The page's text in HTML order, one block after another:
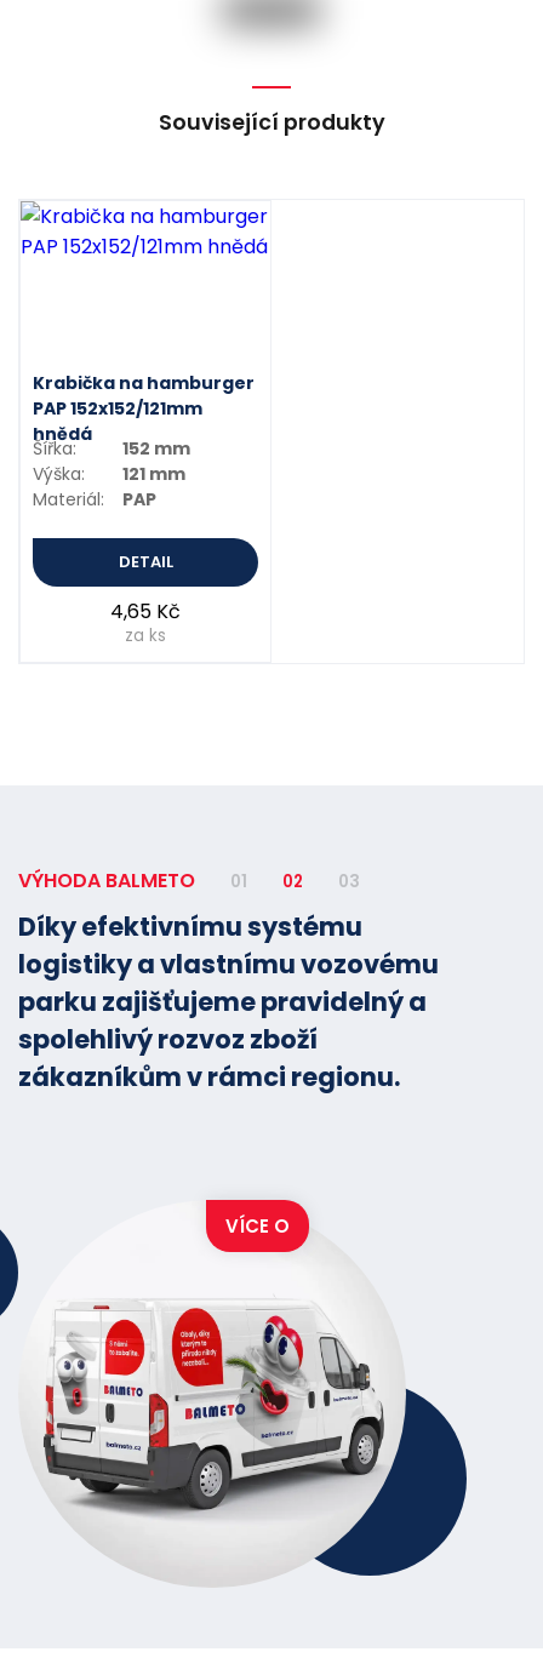
Související produkty
Krabička na hamburger
PAP 152x152/121mm
hnědá
Šířka:
152 mm
Výška:
121 mm
Materiál:
PAP
DETAIL
4,65 Kč
za ks
VÝHODA BALMETO 01 02 03
Díky efektivnímu systému
logistiky a vlastnímu vozovému
parku zajišťujeme pravidelný a
spolehlivý rozvoz zboží
zákazníkům v rámci regionu.
VÍCE O